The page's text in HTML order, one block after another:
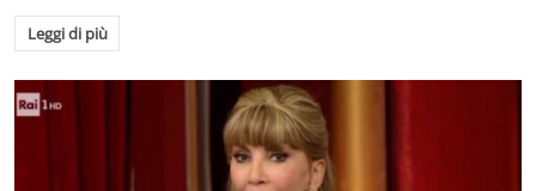
Leggi di più